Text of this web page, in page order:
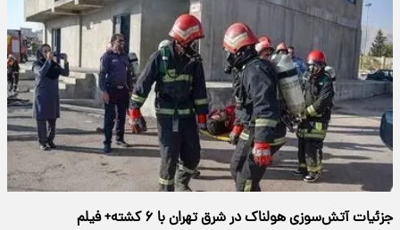
جزئیات آتش‌سوزی هولناک در شرق تهران با ۶ کشته+ فیلم